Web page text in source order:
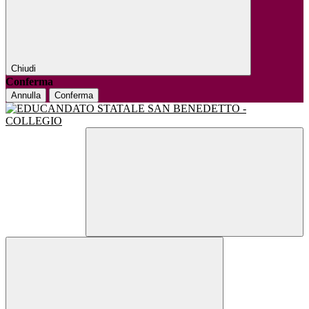
Chiudi
Conferma
Annulla Conferma